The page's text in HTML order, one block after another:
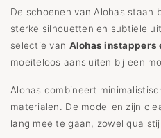
De schoenen van Alohas staan
sterke silhouetten en subtiele
selectie van Alohas instappers
moeiteloos aansluiten bij een
Alohas combineert
materialen. De modellen zijn
lang mee te gaan, zowel qua